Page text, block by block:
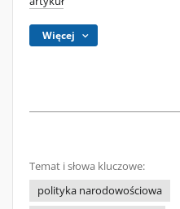
Więcej
Temat i słowa kluczowe:
polityka narodowościowa